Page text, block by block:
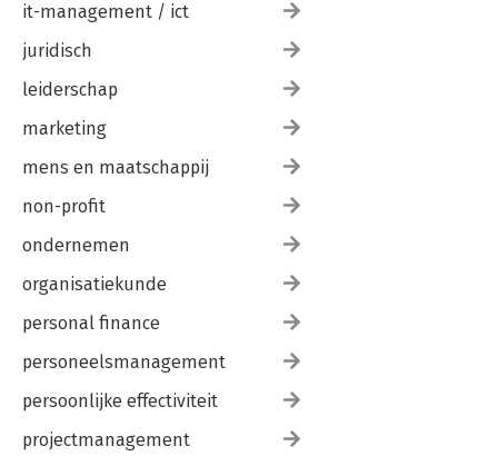
Antwoorden meerkeuzevragen en vraagstukken 292
Literatuur 302
Register 303
Bronvermelding illustraties 306
it-management / ict
juridisch
leiderschap
marketing
mens en maatschappij
non-profit
ondernemen
organisatiekunde
personal finance
personeelsmanagement
persoonlijke effectiviteit
projectmanagement